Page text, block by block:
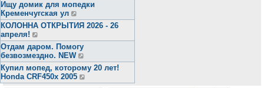
Ищу домик для мопедки
Кременчугская ул
КОЛОННА ОТКРЫТИЯ 2026 - 26
апреля!
Отдам даром. Помогу
безвозмездно. NEW
Купил мопед, которому 20 лет!
Honda CRF450x 2005